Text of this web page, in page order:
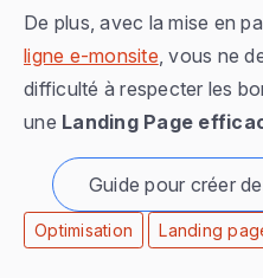
De plus, avec la mise en
ligne e-monsite , vous ne
difficulté à respecter les
une Landing Page
Guide pour créer
Optimisation Landing